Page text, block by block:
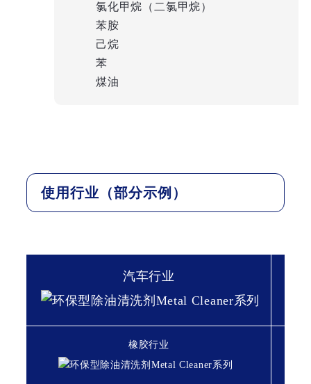
氯化甲烷（二氯甲烷）
苯胺
己烷
苯
煤油
使用行业（部分示例）
汽车行业
橡胶行业